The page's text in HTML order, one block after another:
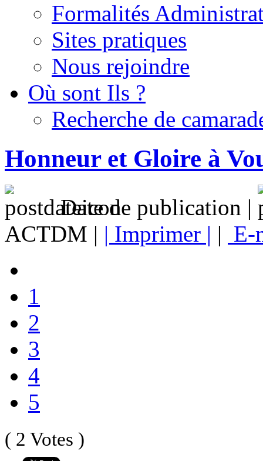
Formalités
Sites pratiques
Nous rejoindre
Où sont Ils ?
Recherche de
Honneur et Gloire à
Date de publication |
ACTDM | | Imprimer | | E-
1
2
3
4
5
( 2 Votes )